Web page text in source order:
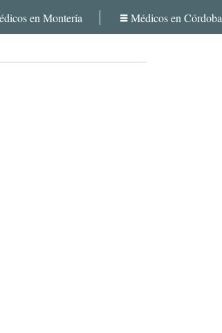
en Montería Médicos en Córdoba